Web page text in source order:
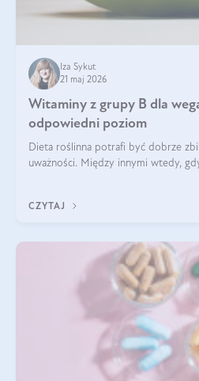
Iza Sykut
21 maj 2026
Witaminy z grupy B dla
odpowiedni poziom
Dieta roślinna potrafi być dobrze
uważności. Między innymi wtedy,
CZYTAJ